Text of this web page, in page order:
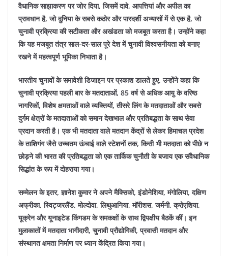
वैधानिक साझाकरण पर जोर दिया, जिसमें दावे, आपत्तियां और अपील का
प्रावधान है, जो दुनिया के सबसे कठोर और पारदर्शी अभ्यासों में से एक है, जो
चुनावी प्रक्रिया की सटीकता और अखंडता को मजबूत करता है। उन्होंने कहा
कि यह मजबूत तंत्र साल-दर-साल पूरे देश में चुनावी विश्वसनीयता को बनाए
रखने में महत्वपूर्ण भूमिका निभाता है।
भारतीय चुनावों के समावेशी डिजाइन पर प्रकाश डालते हुए, उन्होंने कहा कि
चुनावी प्रक्रिया पहली बार के मतदाताओं, 85 वर्ष से अधिक आयु के वरिष्ठ
नागरिकों, विशेष क्षमताओं वाले व्यक्तियों, तीसरे लिंग के मतदाताओं और सबसे
दुर्गम क्षेत्रों के मतदाताओं को समान देखभाल और प्रतिबद्धता के साथ सेवा
प्रदान करती है। एक भी मतदाता वाले मतदान केंद्रों से लेकर हिमाचल प्रदेश
के ताशिगंग जैसे उच्चतम ऊंचाई वाले स्टेशनों तक, किसी भी मतदाता को पीछे न
छोड़ने की भारत की प्रतिबद्धता को एक तार्किक चुनौती के बजाय एक संवैधानिक
सिद्धांत के रूप में दोहराया गया।
सम्मेलन के इतर, ज्ञानेश कुमार ने अपने मैक्सिको, इंडोनेशिया, मंगोलिया, दक्षिण
अफ्रीका, स्विट्जरलैंड, मोल्दोवा, लिथुआनिया, मॉरीशस, जर्मनी, क्रोएशिया,
यूक्रेन और यूनाइटेड किंगडम के समकक्षों के साथ द्विपक्षीय बैठकें कीं। इन
मुलाकातों में मतदाता भागीदारी, चुनावी प्रौद्योगिकी, प्रवासी मतदान और
संस्थागत क्षमता निर्माण पर ध्यान केंद्रित किया गया।